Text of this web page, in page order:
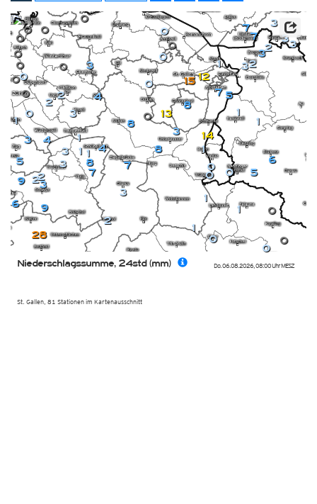
0
0
0
0
0
0
0
0
0
0
0
0
0
0
0
0
0
0
0
0
0 0
0
1
1
1
1
1
1
1
1
1
1
1
2
2
2
2
2
2
2
3
3
3
3
3
3
3
3
3
3
3
3
3
4
4
4
5
5
5
6
6
7
7
7
7
7
8
8
8
8
9
9
12
13
14
15
28
Do. 06.08.2026, 08:00 UhrMESZ
St. Gallen, 81 Stationen im Kartenausschnitt
Niederschlagssumme, 24std (mm)